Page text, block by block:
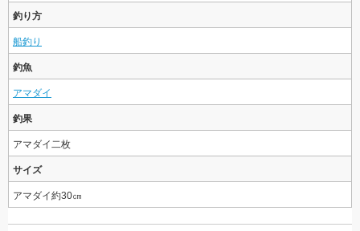
釣り方
船釣り
釣魚
アマダイ
釣果
アマダイ二枚
サイズ
アマダイ約30㎝